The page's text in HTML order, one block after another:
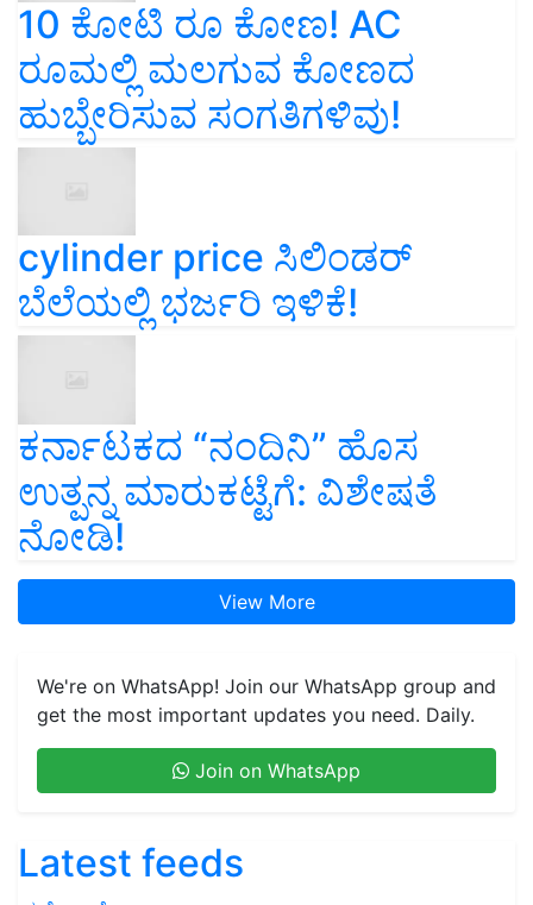
10 ಕೋಟಿ ರೂ ಕೋಣ! AC
ರೂಮಲ್ಲಿ ಮಲಗುವ ಕೋಣದ
ಹುಬ್ಬೇರಿಸುವ ಸಂಗತಿಗಳಿವು!
cylinder price ಸಿಲಿಂಡರ್‌
ಬೆಲೆಯಲ್ಲಿ ಭರ್ಜರಿ ಇಳಿಕೆ!
ಕರ್ನಾಟಕದ “ನಂದಿನಿ” ಹೊಸ
ಉತ್ಪನ್ನ ಮಾರುಕಟ್ಟೆಗೆ: ವಿಶೇಷತೆ
ನೋಡಿ!
View More
We're on WhatsApp! Join our WhatsApp group and
get the most important updates you need. Daily.
Join on WhatsApp
Latest feeds